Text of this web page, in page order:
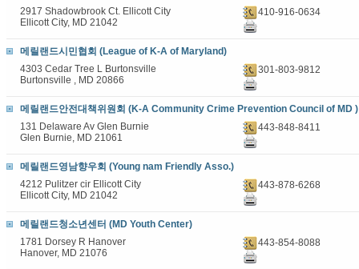
2917 Shadowbrook Ct. Ellicott City
Ellicott City, MD 21042
410-916-0634
메릴랜드시민협회 (League of K-A of Maryland)
4303 Cedar Tree L Burtonsville
Burtonsville , MD 20866
301-803-9812
메릴랜드안전대책위원회 (K-A Community Crime Prevention Council of MD )
131 Delaware Av Glen Burnie
Glen Burnie, MD 21061
443-848-8411
메릴랜드영남향우회 (Young nam Friendly Asso.)
4212 Pulitzer cir Ellicott City
Ellicott City, MD 21042
443-878-6268
메릴랜드청소년센터 (MD Youth Center)
1781 Dorsey R Hanover
Hanover, MD 21076
443-854-8088